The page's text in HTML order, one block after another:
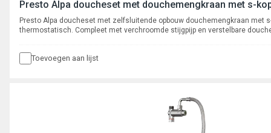
Presto Alpa doucheset met douchemengkraan met s-
Presto Alpa doucheset met zelfsluitende opbouw douchemengkraan met
thermostatisch. Compleet met verchroomde stijgpijp en verstelbare
Toevoegen aan lijst